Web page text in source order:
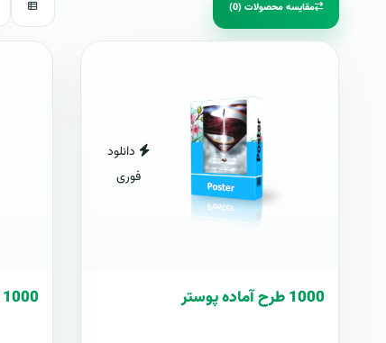
مقایسه محصولات (0)
دانلود
فوری
1000 طرح آماده پوستر 1000 کارت ويزيت آماده